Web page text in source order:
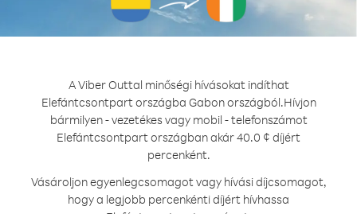
A Viber Outtal minőségi hívásokat indíthat
Elefántcsontpart országba Gabon országból.Hívjon
bármilyen - vezetékes vagy mobil - telefonszámot
Elefántcsontpart országban akár 40.0 ¢ díjért
percenként.
Vásároljon egyenlegcsomagot vagy hívási díjcsomagot,
hogy a legjobb percenkénti díjért hívhassa